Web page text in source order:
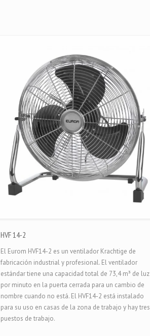
HVF 14-2
El Eurom HVF14-2 es un ventilador Krachtige de
fabricación industrial y profesional. El ventilador
estándar tiene una capacidad total de 73,4 m³ de luz
por minuto en la puerta cerrada para un cambio de
nombre cuando no está. El HVF14-2 está instalado
para su uso en casas de la zona de trabajo y hay tres
puestos de trabajo.